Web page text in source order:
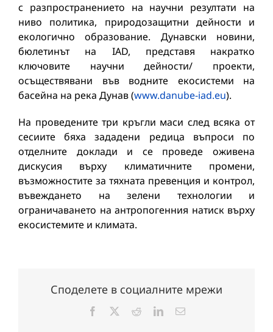
с разпространението на научни резултати на
ниво политика, природозащитни дейности и
екологично образование. Дунавски новини,
бюлетинът на IAD, представя накратко
ключовите научни дейности/ проекти,
осъществявани във водните екосистеми на
басейна на река Дунав (www.danube-iad.eu).
На проведените три кръгли маси след всяка от
сесиите бяха зададени редица въпроси по
отделните доклади и се проведе оживена
дискусия върху климатичните промени,
възможностите за тяхната превенция и контрол,
въвеждането на зелени технологии и
ограничаването на антропогенния натиск върху
екосистемите и климата.
Споделете в социалните мрежи
Facebook RedditLinkedInЕлектронна